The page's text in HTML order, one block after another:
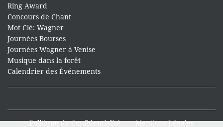
Ring Award
Concours de Chant
Mot Clé: Wagner
Journées Bourses
Journées Wagner à Venise
Musique dans la forêt
Calendrier des Événements
Politique de Confidentialité Mentions Légales